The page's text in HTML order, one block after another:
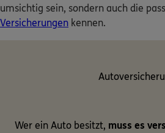
umsichtig sein, sondern auch die
Versicherungen kennen.
Wer ein Auto besitzt, muss es